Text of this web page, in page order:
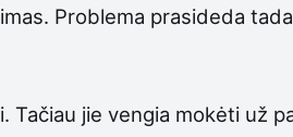
Problema prasideda
Tačiau jie vengia mokėti už